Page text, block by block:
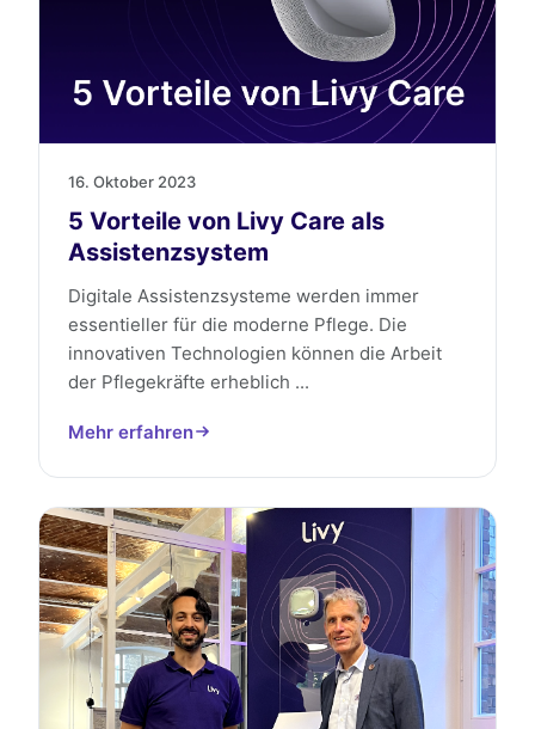
16. Oktober 2023
5 Vorteile von Livy Care als
Assistenzsystem
Digitale Assistenzsysteme werden immer
essentieller für die moderne Pflege. Die
innovativen Technologien können die Arbeit
der Pflegekräfte erheblich ...
Mehr erfahren